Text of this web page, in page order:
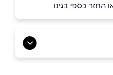
החזר כספי בגינו